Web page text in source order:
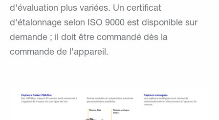
d'évaluation plus variées. Un certificat
d'étalonnage selon ISO 9000 est disponible sur
demande ; il doit être commandé dès la
commande de l'appareil.